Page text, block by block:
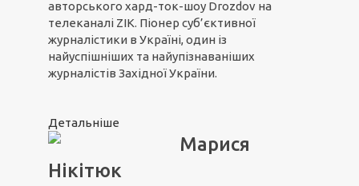
авторського хард-ток-шоу Drozdov на
телеканалі ZIK. Піонер суб’єктивної
журналістики в Україні, один із
найуспішніших та найупізнаваніших
журналістів Західної України.
Детальніше
Марися
Нікітюк